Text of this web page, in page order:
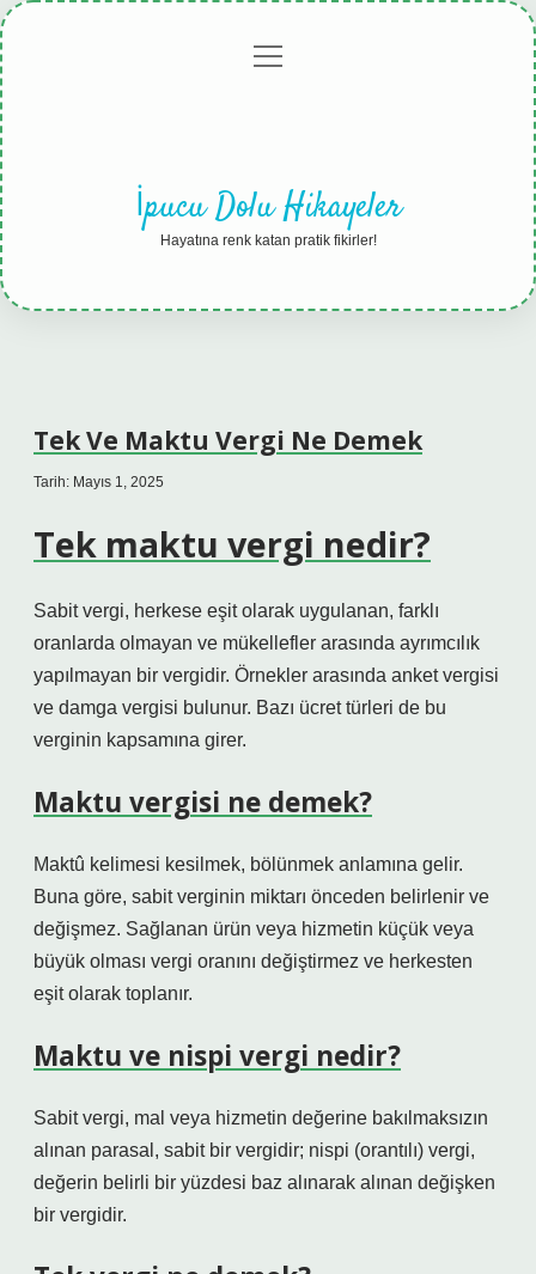
Gizlilikmenüyü
İpucu Dolu Hikayeler
Hayatına renk katan pratik fikirler!
Tek Ve Maktu Vergi Ne Demek
Tarih: Mayıs 1, 2025
Tek maktu vergi nedir?
Sabit vergi, herkese eşit olarak uygulanan, farklı
oranlarda olmayan ve mükellefler arasında ayrımcılık
yapılmayan bir vergidir. Örnekler arasında anket vergisi
ve damga vergisi bulunur. Bazı ücret türleri de bu
verginin kapsamına girer.
Maktu vergisi ne demek?
Maktû kelimesi kesilmek, bölünmek anlamına gelir.
Buna göre, sabit verginin miktarı önceden belirlenir ve
değişmez. Sağlanan ürün veya hizmetin küçük veya
büyük olması vergi oranını değiştirmez ve herkesten
eşit olarak toplanır.
Maktu ve nispi vergi nedir?
Sabit vergi, mal veya hizmetin değerine bakılmaksızın
alınan parasal, sabit bir vergidir; nispi (orantılı) vergi,
değerin belirli bir yüzdesi baz alınarak alınan değişken
bir vergidir.